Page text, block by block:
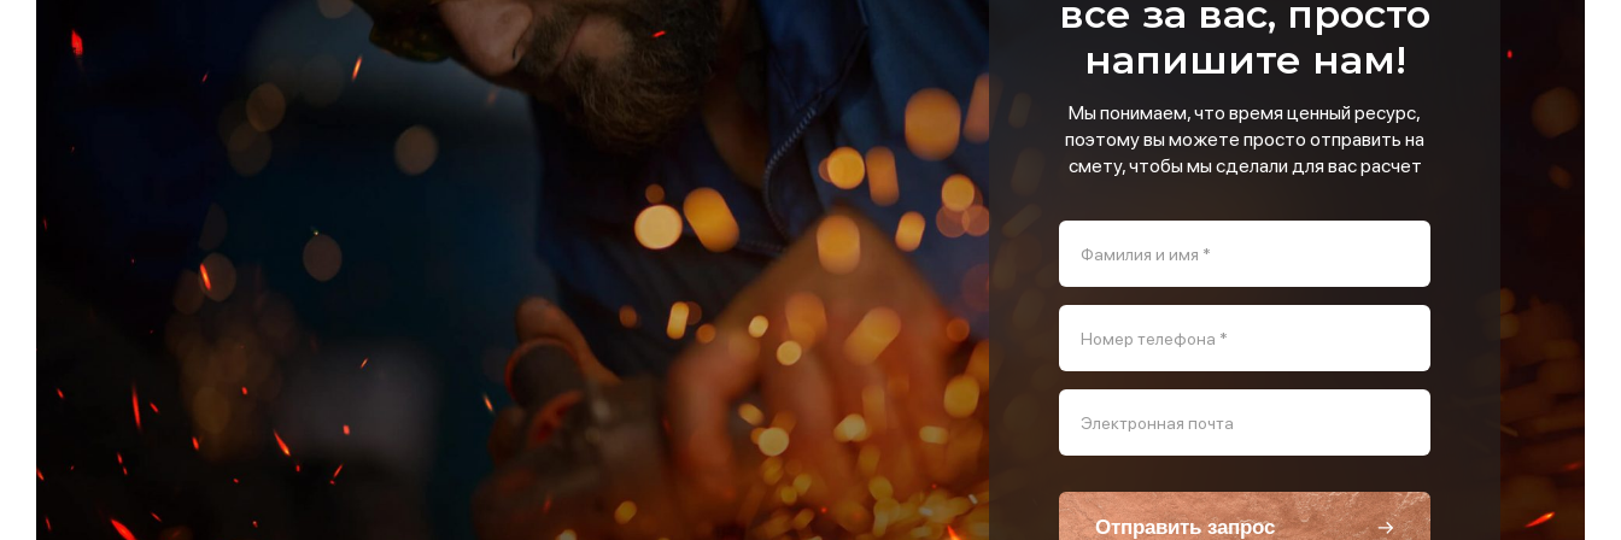
все за вас, просто
напишите нам!
Мы понимаем, что время ценный ресурс,
поэтому вы можете просто отправить на
смету, чтобы мы сделали для вас расчет
Фамилия и имя *
Номер телефона *
Электронная почта
Отправить запрос